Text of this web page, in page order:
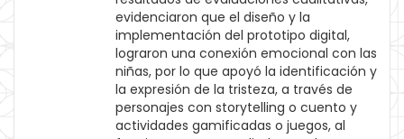
evidenciaron que el diseño y la
implementación del prototipo digital,
lograron una conexión emocional con las
niñas, por lo que apoyó la identificación y
la expresión de la tristeza, a través de
personajes con storytelling o cuento y
actividades gamificadas o juegos, al